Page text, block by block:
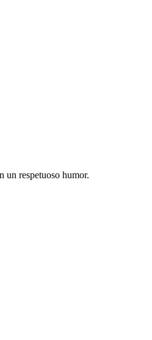
un respetuoso humor.